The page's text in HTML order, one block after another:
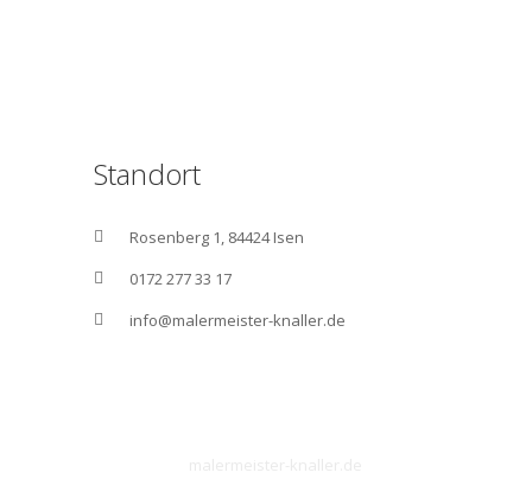
Standort
Rosenberg 1, 84424 Isen
0172 277 33 17
info@malermeister-knaller.de